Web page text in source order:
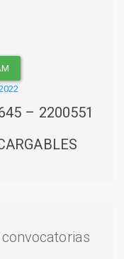
– 2200551